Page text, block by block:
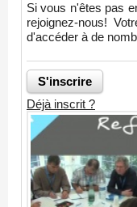
Si vous n'êtes pas
rejoignez-nous!
d'accéder à de
Déjà inscrit ?